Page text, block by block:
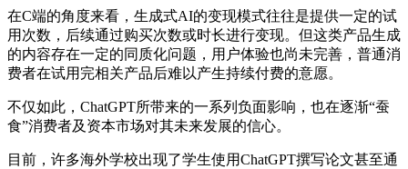
在C端的角度来看，生成式AI的变现模式往往是提供一定的试
用次数，后续通过购买次数或时长进行变现。但这类产品生成
的内容存在一定的同质化问题，用户体验也尚未完善，普通消
费者在试用完相关产品后难以产生持续付费的意愿。
不仅如此，ChatGPT所带来的一系列负面影响，也在逐渐“蚕
食”消费者及资本市场对其未来发展的信心。
目前，许多海外学校出现了学生使用ChatGPT撰写论文甚至通